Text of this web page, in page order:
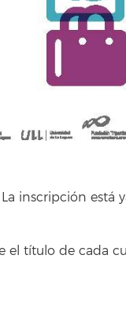
inscripción está
el título de cada